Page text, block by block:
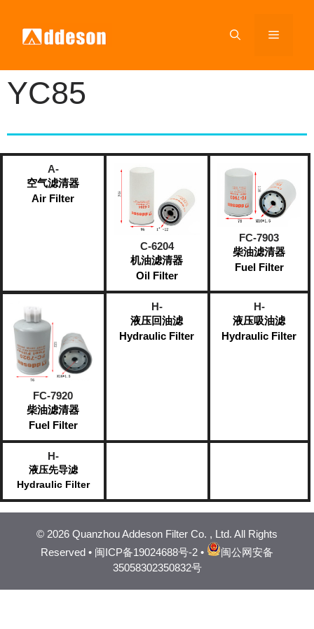
YC85
A-
空气滤清器
Air Filter
C-6204
机油滤清器
Oil Filter
FC-7903
柴油滤清器
Fuel Filter​
FC-7920
柴油滤清器
Fuel Filter​
H-
液压回油滤
Hydraulic Filter
H-
液压吸油滤
Hydraulic Filter
H-
液压先导滤
Hydraulic Filter
© 2026 Quanzhou Addeson Filter Co. , Ltd. All Rights
Reserved • 闽ICP备19024688号-2 •
闽公网安备
35058302350832号